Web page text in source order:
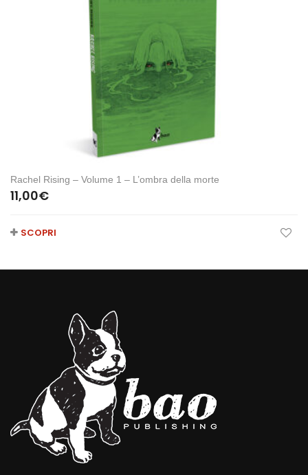
Rachel Rising – Volume 1 – L’ombra della morte
11,00€
SCOPRI